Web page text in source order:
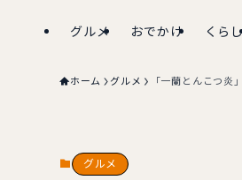
グルメ おでかけ くら
ホーム グルメ 「一蘭とんこつ炎
グルメ